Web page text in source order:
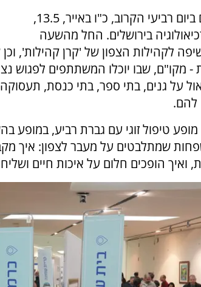
ערב החשיפה יתקיים ביום רביעי הקרוב, כ"ו באייר, 13.5,
בירושלים. החל מהשעה
חשיפה לקהילות הצפון של 'קרן קהילות',
מקו"ם, שבו יוכלו המשתתפים לפגוש
על גנים, בתי ספר, בתי כנסת,
להם.
יתקיים מופע טיפול זוגי עם גברת רביע,
שמתלבטים על מעבר לצפון: איך
ואיך הופכים חלום על איכות חיים